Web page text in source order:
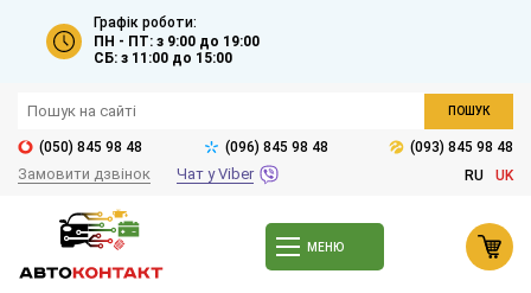
Графік роботи:
ПН - ПТ: з 9:00 до 19:00
СБ: з 11:00 до 15:00
ПОШУК
(050) 845 98 48 (096) 845 98 48 (093) 845 98 48
Замовити дзвінок Чат у Viber RU UK
МЕНЮ